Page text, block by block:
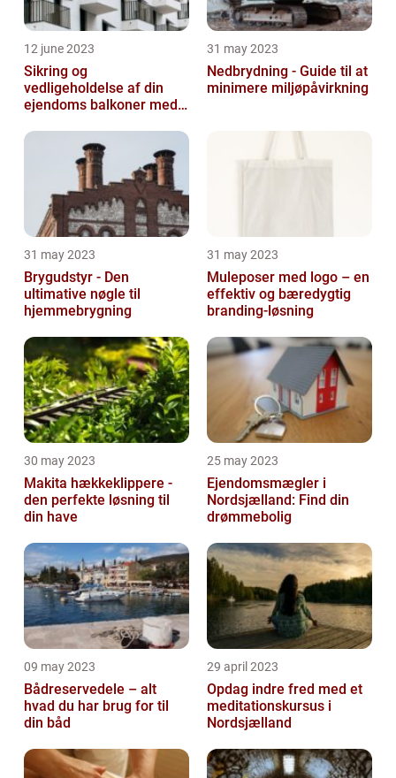
12 june 2023
Sikring og
vedligeholdelse af din
ejendoms balkoner med
31 may 2023
Nedbrydning - Guide til at
minimere miljøpåvirkning
31 may 2023
Brygudstyr - Den
ultimative nøgle til
hjemmebrygning
31 may 2023
Muleposer med logo – en
effektiv og bæredygtig
branding-løsning
30 may 2023
Makita hækkeklippere -
den perfekte løsning til
din have
25 may 2023
Ejendomsmægler i
Nordsjælland: Find din
drømmebolig
09 may 2023
Bådreservedele – alt
hvad du har brug for til
din båd
29 april 2023
Opdag indre fred med et
meditationskursus i
Nordsjælland